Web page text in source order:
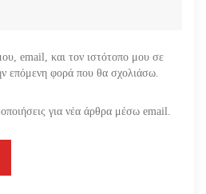
email, και τον ιστότοπο μου σε
επόμενη φορά που θα σχολιάσω.
για νέα άρθρα μέσω email.